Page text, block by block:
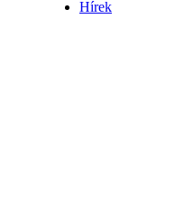
Hírek